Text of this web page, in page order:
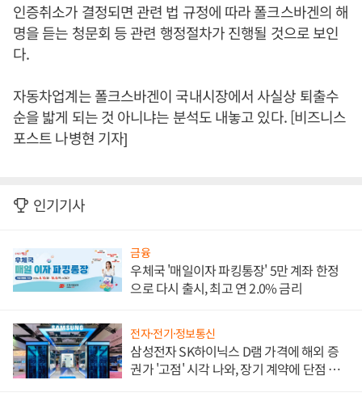
인증취소가 결정되면 관련 법 규정에 따라 폴크스바겐의 해
명을 듣는 청문회 등 관련 행정절차가 진행될 것으로 보인
다.
자동차업계는 폴크스바겐이 국내시장에서 사실상 퇴출수
순을 밟게 되는 것 아니냐는 분석도 내놓고 있다. [비즈니스
포스트 나병현 기자]
인기기사
금융
우체국 '매일이자 파킹통장' 5만 계좌 한정
으로 다시 출시, 최고 연 2.0% 금리
전자·전기·정보통신
삼성전자 SK하이닉스 D램 가격에 해외 증
권가 '고점' 시각 나와, 장기 계약에 단점 부